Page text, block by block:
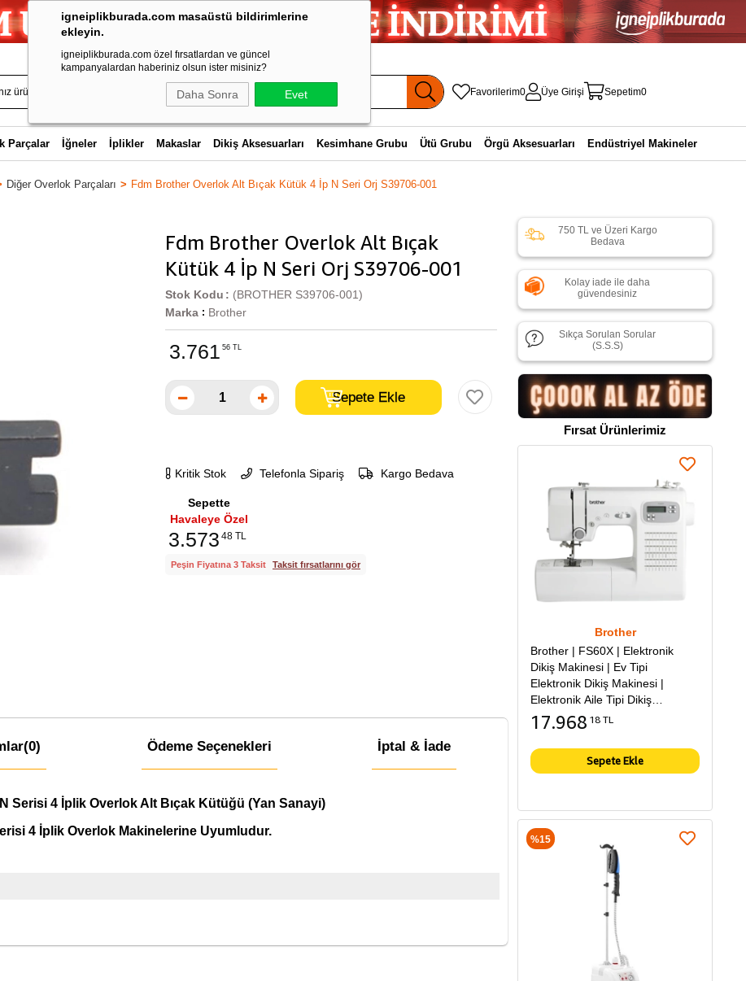
igneiplikburada.com masaüstü bildirimlerine
ekleyin.
igneiplikburada.com özel fırsatlardan ve güncel
kampanyalardan haberiniz olsun ister misiniz?
Daha Sonra Evet Favorilerim0 Üye Girişi Sepetim0
Parçalar İğneler İplikler Makaslar Dikiş Aksesuarları Kesimhane Grubu Ütü Grubu Örgü Aksesuarları Endüstriyel Makineler
Diğer Overlok Parçaları Fdm Brother Overlok Alt Bıçak Kütük 4 İp N Seri Orj S39706-001
Fdm Brother Overlok Alt Bıçak
Kütük 4 İp N Seri Orj S39706-001
(BROTHER S39706-001)
Stok Kodu
Marka : Brother
3.761 56 TL
Kritik Stok Telefonla Sipariş Kargo Bedava
Sepette
Havaleye Özel
3.573 48 TL
Peşin Fiyatına 3 Taksit Taksit fırsatlarını gör
(0) Ödeme Seçenekleri İptal & İade
Serisi 4 İplik Overlok Alt Bıçak Kütüğü (Yan Sanayi)
4 İplik Overlok Makinelerine Uyumludur.
750 TL ve Üzeri Kargo
Bedava
Kolay iade ile daha
güvendesiniz
Sıkça Sorulan Sorular
(S.S.S)
Fırsat Ürünlerimiz
Brother
Brother | FS60X | Elektronik
Dikiş Makinesi | Ev Tipi
Elektronik Dikiş Makinesi |
Elektronik Aile Tipi Dikiş
Makinesi
17.968 18 TL
Sepete Ekle
%15